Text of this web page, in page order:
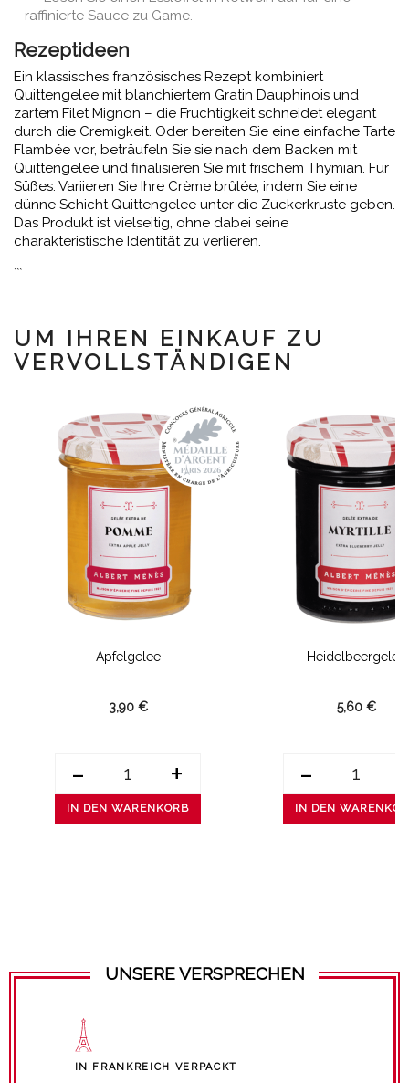
raffinierte Sauce zu Game.
Rezeptideen
Ein klassisches französisches Rezept kombiniert
Quittengelee mit blanchiertem Gratin Dauphinois und
zartem Filet Mignon – die Fruchtigkeit schneidet elegant
durch die Cremigkeit. Oder bereiten Sie eine einfache Tarte
Flambée vor, beträufeln Sie sie nach dem Backen mit
Quittengelee und finalisieren Sie mit frischem Thymian. Für
Süßes: Variieren Sie Ihre Crème brûlée, indem Sie eine
dünne Schicht Quittengelee unter die Zuckerkruste geben.
Das Produkt ist vielseitig, ohne dabei seine
charakteristische Identität zu verlieren.
```
UM IHREN EINKAUF ZU
VERVOLLSTÄNDIGEN
Apfelgelee
3,90 €
- +
IN DEN WARENKORB
Heidelbeergelee
5,60 €
-
IN DEN
UNSERE VERSPRECHEN
IN FRANKREICH VERPACKT